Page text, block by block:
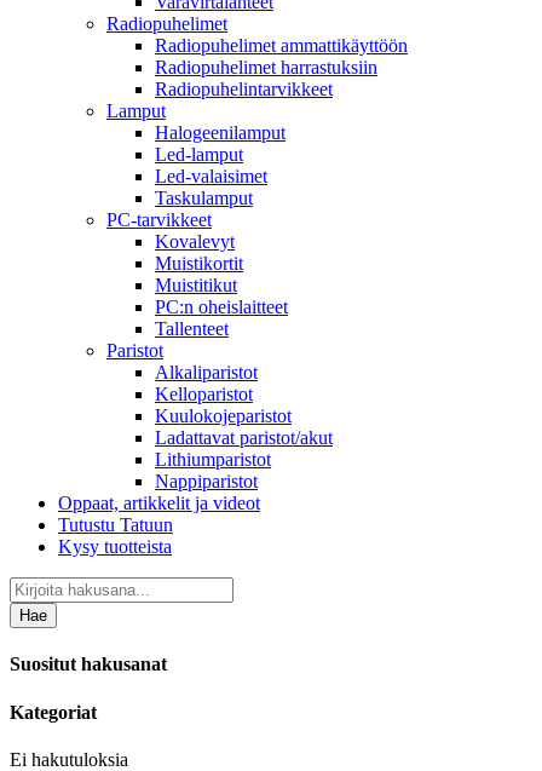
Radiopuhelimet
Radiopuhelimet ammattikäyttöön
Radiopuhelimet harrastuksiin
Radiopuhelintarvikkeet
Lamput
Halogeenilamput
Led-lamput
Led-valaisimet
Taskulamput
PC-tarvikkeet
Kovalevyt
Muistikortit
Muistitikut
PC:n oheislaitteet
Tallenteet
Paristot
Alkaliparistot
Kelloparistot
Kuulokojeparistot
Ladattavat paristot/akut
Lithiumparistot
Nappiparistot
Oppaat, artikkelit ja videot
Tutustu Tatuun
Kysy tuotteista
Hae
Suositut hakusanat
Kategoriat
Ei hakutuloksia